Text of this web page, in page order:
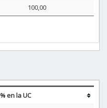
100,00
% en la UC